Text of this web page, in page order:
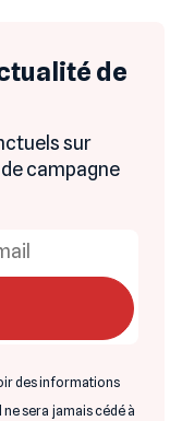
de
sur
campagne
des informations
sera jamais cédé à